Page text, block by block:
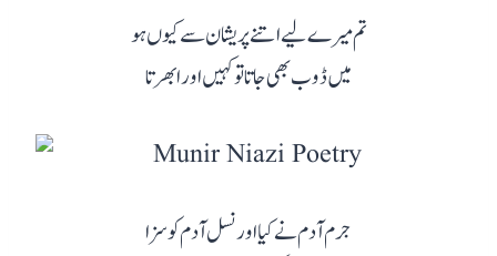
تم میرے لیے اتنے پریشان سے کیوں ہو
میں ڈوب بھی جاتا تو کہیں اور ابھرتا
جرم آدم نے کیا اور نسل آدم کو سزا